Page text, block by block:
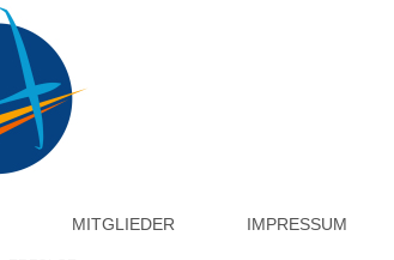
MITGLIEDER IMPRESSUM